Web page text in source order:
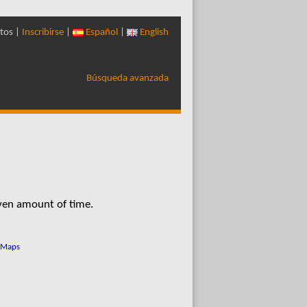
| Inscribirse Español English
Búsqueda avanzada
amount of time.